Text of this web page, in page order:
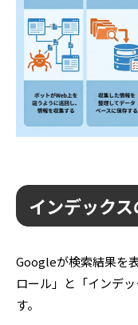
インデック
Googleが検索結果を
ロール」と「インデ
す。